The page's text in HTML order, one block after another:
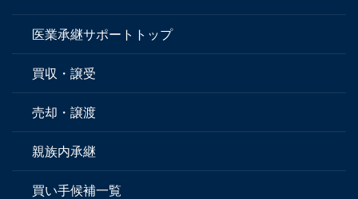
医業承継サポートトップ
買収・譲受
売却・譲渡
親族内承継
買い手候補一覧